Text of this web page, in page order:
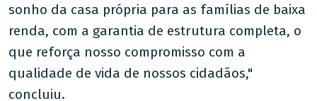
sonho da casa própria para as famílias de baixa
renda, com a garantia de estrutura completa, o
que reforça nosso compromisso com a
qualidade de vida de nossos cidadãos,"
concluiu.